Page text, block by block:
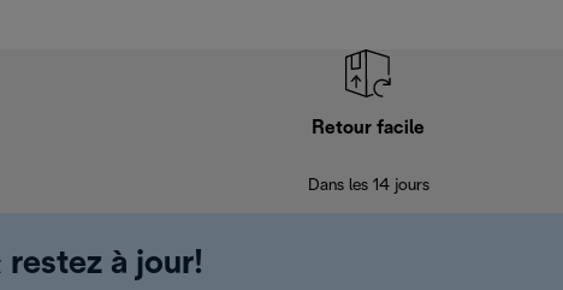
Retour facile
Dans les 14 jours
restez à jour!